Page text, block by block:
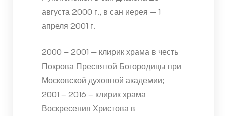
августа 2000 г., в сан иерея — 1
апреля 2001 г.
2000 – 2001 — клирик храма в честь
Покрова Пресвятой Богородицы при
Московской духовной академии;
2001 – 2016 – клирик храма
Воскресения Христова в